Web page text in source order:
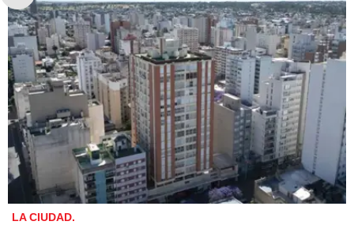
LA CIUDAD.